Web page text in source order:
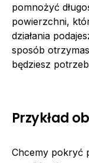
pomnożyć
powierzchni,
działania
sposób
będziesz
Przykład
Chcemy pokryć